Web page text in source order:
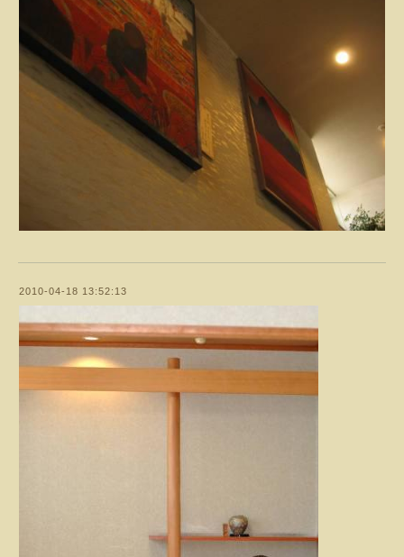
2010-04-18 13:52:13